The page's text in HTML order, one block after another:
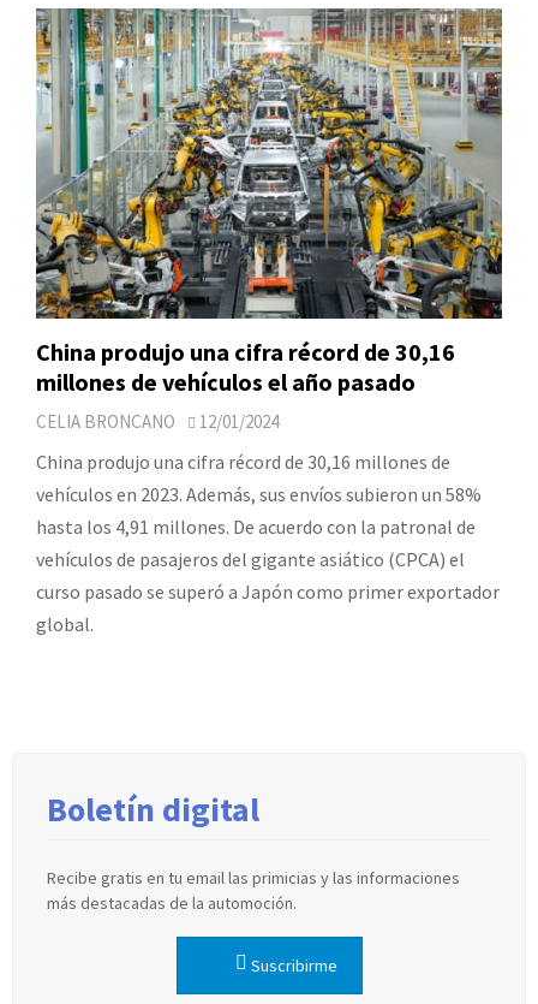
China produjo una cifra récord de 30,16
millones de vehículos el año pasado
CELIA BRONCANO 12/01/2024
China produjo una cifra récord de 30,16 millones de
vehículos en 2023. Además, sus envíos subieron un 58%
hasta los 4,91 millones. De acuerdo con la patronal de
vehículos de pasajeros del gigante asiático (CPCA) el
curso pasado se superó a Japón como primer exportador
global.
Boletín digital
Recibe gratis en tu email las primicias y las informaciones
más destacadas de la automoción.
Suscribirme